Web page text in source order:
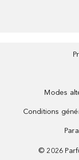
Modes
Conditions
© 2026